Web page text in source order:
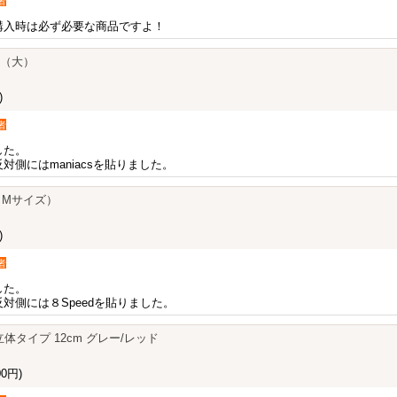
時は必ず必要な商品ですよ！
大）
。
側にはmaniacsを貼りました。
サイズ）
。
側には８Speedを貼りました。
タイプ 12cm グレー/レッド
円)